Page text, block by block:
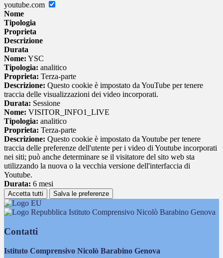
youtube.com
Nome
Tipologia
Proprieta
Descrizione
Durata
Nome: YSC
Tipologia: analitico
Proprieta: Terza-parte
Descrizione: Questo cookie è impostato da YouTube per tenere
traccia delle visualizzazioni dei video incorporati.
Durata: Sessione
Nome: VISITOR_INFO1_LIVE
Tipologia: analitico
Proprieta: Terza-parte
Descrizione: Questo cookie è impostato da Youtube per tenere
traccia delle preferenze dell'utente per i video di Youtube incorporati
nei siti; può anche determinare se il visitatore del sito web sta
utilizzando la nuova o la vecchia versione dell'interfaccia di
Youtube.
Durata: 6 mesi
Accetta tutti Salva le preferenze
Istituto Comprensivo Nicolò Barabino Genova
Contatti
Istituto Comprensivo Nicolò Barabino Genova